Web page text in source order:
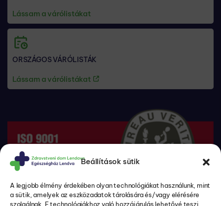
Beállítások sütik
A legjobb élmény érdekében olyan technológiákat használunk, mint
a sütik, amelyek az eszközadatok tárolására és/vagy elérésére
szolgálnak. E technológiákhoz való hozzájárulás lehetővé teszi
Lássam a várólistákat
ORSZÁGOS VÁRÓLISTÁK
Lássam a várólistákat